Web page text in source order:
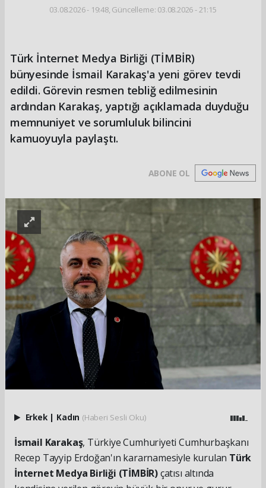
03.08.2026 - 19:48, Güncelleme: 03.08.2026 - 21:15
Türk İnternet Medya Birliği (TİMBİR)
bünyesinde İsmail Karakaş'a yeni görev tevdi
edildi. Görevin resmen tebliğ edilmesinin
ardından Karakaş, yaptığı açıklamada duyduğu
memnuniyet ve sorumluluk bilincini
kamuoyuyla paylaştı.
ABONE OL
Erkek | Kadın (Haberi Sesli Oku)
İsmail Karakaş, Türkiye Cumhuriyeti Cumhurbaşkanı
Recep Tayyip Erdoğan'ın kararnamesiyle kurulan Türk
İnternet Medya Birliği (TİMBİR)çatısı altında